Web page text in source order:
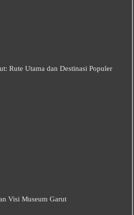
Rute Utama dan Destinasi Populer
Visi Museum Garut